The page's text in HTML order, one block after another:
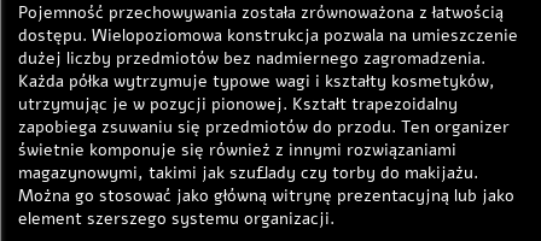
Pojemność przechowywania została zrównoważona z łatwością
dostępu. Wielopoziomowa konstrukcja pozwala na umieszczenie
dużej liczby przedmiotów bez nadmiernego zagromadzenia.
Każda półka wytrzymuje typowe wagi i kształty kosmetyków,
utrzymując je w pozycji pionowej. Kształt trapezoidalny
zapobiega zsuwaniu się przedmiotów do przodu. Ten organizer
świetnie komponuje się również z innymi rozwiązaniami
magazynowymi, takimi jak szuflady czy torby do makijażu.
Można go stosować jako główną witrynę prezentacyjną lub jako
element szerszego systemu organizacji.